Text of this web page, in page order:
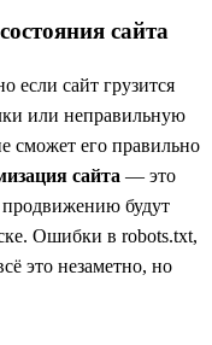
сайта
если сайт грузится
или неправильную
сможет его правильно
сайта — это
будут
Ошибки в robots.txt,
это незаметно, но